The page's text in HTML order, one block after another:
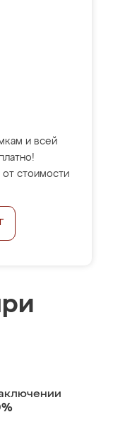
и всей
стоимости